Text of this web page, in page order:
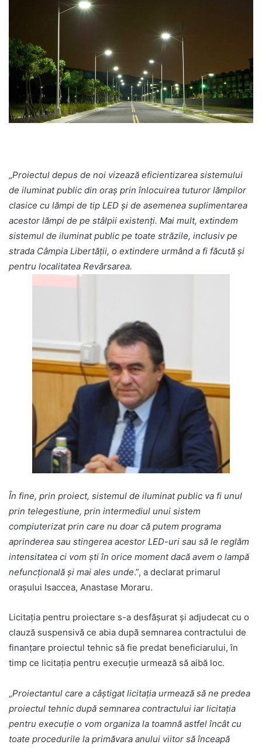
„Proiectul depus de noi vizează eficientizarea sistemului
de iluminat public din oraş prin înlocuirea tuturor lămpilor
clasice cu lămpi de tip LED şi de asemenea suplimentarea
acestor lămpi de pe stâlpii existenţi. Mai mult, extindem
sistemul de iluminat public pe toate străzile, inclusiv pe
strada Câmpia Libertăţii, o extindere urmând a fi făcută şi
pentru localitatea Revărsarea.
În fine, prin proiect, sistemul de iluminat public va fi unul
prin telegestiune, prin intermediul unui sistem
compiuterizat prin care nu doar că putem programa
aprinderea sau stingerea acestor LED-uri sau să le reglăm
intensitatea ci vom şti în orice moment dacă avem o lampă
nefuncţională şi mai ales unde.”, a declarat primarul
oraşului Isaccea, Anastase Moraru.
Licitaţia pentru proiectare s-a desfăşurat şi adjudecat cu o
clauză suspensivă ce abia după semnarea contractului de
finanţare proiectul tehnic să fie predat beneficiarului, în
timp ce licitaţia pentru execuţie urmează să aibă loc.
„Proiectantul care a câştigat licitaţia urmează să ne predea
proiectul tehnic după semnarea contractului iar licitaţia
pentru execuţie o vom organiza la toamnă astfel încât cu
toate procedurile la primăvara anului viitor să înceapă